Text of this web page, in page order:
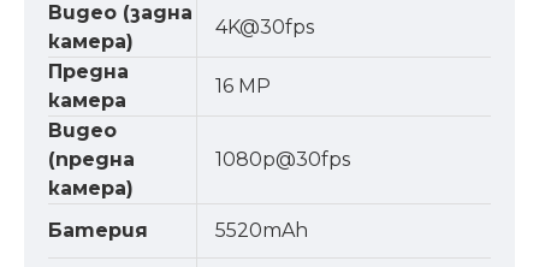
Видео (задна
камера)
4K@30fps
Предна
камера
16 MP
Видео
(предна
камера)
1080p@30fps
Батерия 5520mAh